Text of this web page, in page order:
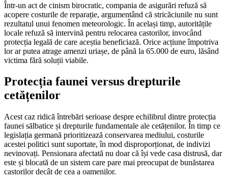
Într-un act de cinism birocratic, compania de asigurări refuză să
acopere costurile de reparație, argumentând că stricăciunile nu sunt
rezultatul unui fenomen meteorologic. În același timp, autoritățile
locale refuză să intervină pentru relocarea castorilor, invocând
protecția legală de care aceștia beneficiază. Orice acțiune împotriva
lor ar putea atrage amenzi uriașe, de până la 65.000 de euro, lăsând
victima fără soluții viabile.
Protecția faunei versus drepturile
cetățenilor
Acest caz ridică întrebări serioase despre echilibrul dintre protecția
faunei sălbatice și drepturile fundamentale ale cetățenilor. În timp ce
legislația germană prioritizează conservarea mediului, costurile
acestei politici sunt suportate, în mod disproporționat, de indivizi
nevinovați. Pensionara afectată nu doar că își vede casa distrusă, dar
este și blocată de un sistem care pare mai preocupat de bunăstarea
castorilor decât de cea a oamenilor.